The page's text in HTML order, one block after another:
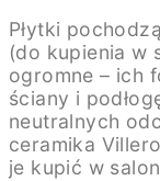
Płytki
(do kupienia w
ogromne – ich
ściany i
neutralnych
ceramika
je kupić w